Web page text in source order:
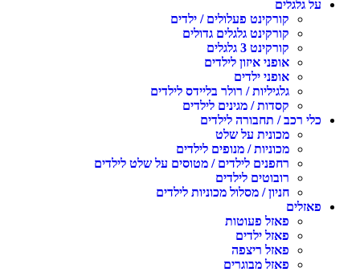
על גלגלים
קורקינט פעלולים / ילדים
קורקינט גלגלים גדולים
קורקינט 3 גלגלים
אופני איזון לילדים
אופני ילדים
גלגיליות / רולר בליידס לילדים
קסדות / מגינים לילדים
כלי רכב / תחבורה לילדים
מכונית על שלט
מכוניות / מנופים לילדים
רחפנים לילדים / מטוסים על שלט לילדים
רובוטים לילדים
חניון / מסלול מכוניות לילדים
פאזלים
פאזל פעוטות
פאזל ילדים
פאזל ריצפה
פאזל מבוגרים